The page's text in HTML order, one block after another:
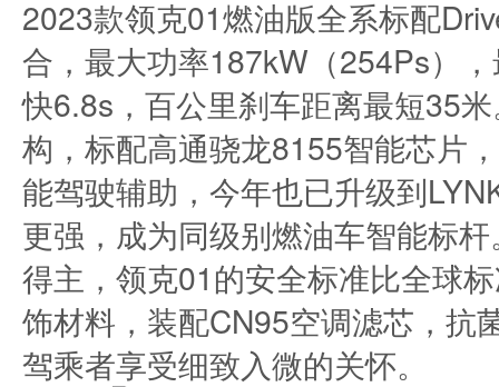
2023款领克01燃油版全系标配
合，最大功率187kW（254Ps）
快6.8s，百公里刹车距离最短35
构，标配高通骁龙8155智能芯片
能驾驶辅助，今年也已升级到
更强，成为同级别燃油车智能标
得主，领克01的安全标准比全球
饰材料，装配CN95空调滤芯，抗
驾乘者享受细致入微的关怀。